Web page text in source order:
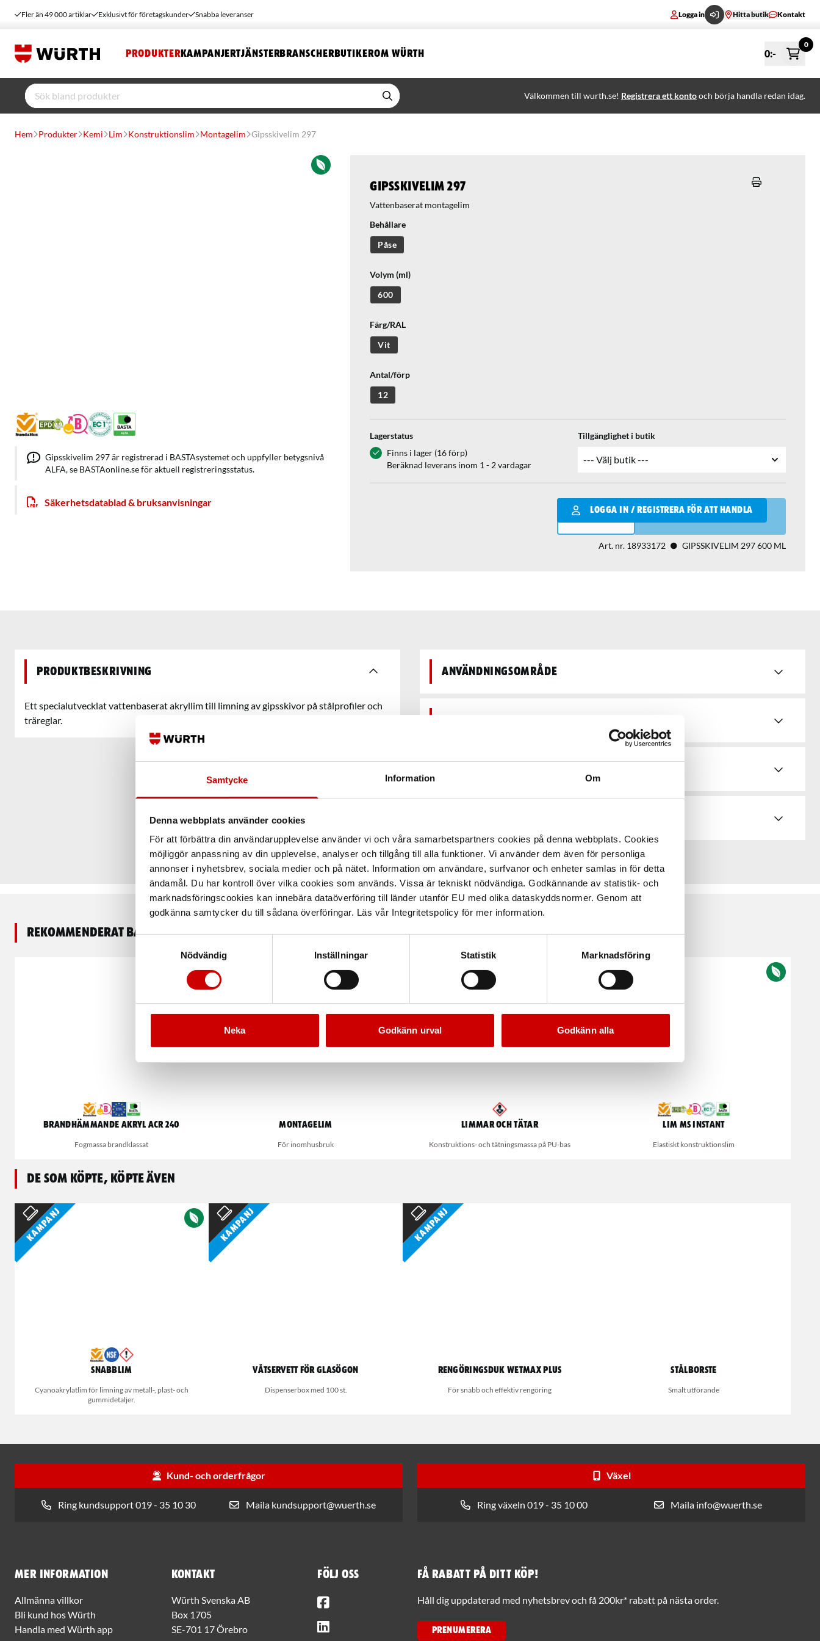
Samtycke Information Om
Denna webbplats använder cookies
För att förbättra din användarupplevelse använder vi och våra samarbetspartners cookies på denna webbplats. Cookies
möjliggör anpassning av din upplevelse, analyser och tillgång till alla funktioner. Vi använder dem även för personliga
annonser i nyhetsbrev, sociala medier och på nätet. Information om användare, surfvanor och enheter samlas in för detta
ändamål. Du har kontroll över vilka cookies som används. Vissa är tekniskt nödvändiga. Godkännande av statistik- och
marknadsföringscookies kan innebära dataöverföring till länder utanför EU med olika dataskyddsnormer. Genom att
godkänna samtycker du till sådana överföringar. Läs vår Integritetspolicy för mer information.
Nödvändig
Inställningar Statistik Marknadsföring
Neka Godkänn urval Godkänn alla
Fler än 49 000 artiklar Exklusivt för företagskunder Snabba leveranser Logga in Hitta butik Kontakt
PRODUKTER KAMPANJERTJÄNSTERBRANSCHERBUTIKEROM WÜRTH 0:-
0
Välkommen till wurth.se! Registrera ett kontooch börja handla redan idag.
Hem Produkter Kemi Lim Konstruktionslim Montagelim Gipsskivelim 297
Gipsskivelim 297
Vattenbaserat montagelim
Behållare
Påse
Volym (ml)
600
Färg/RAL
Vit
Antal/förp
12
Lagerstatus
Finns i lager (16 förp)
Beräknad leverans inom 1 - 2 vardagar
Tillgänglighet i butik
LOGGA IN / REGISTRERA FÖR ATT HANDLA
Qantity
LÄGG I VARUKORGEN
Art. nr. 18933172 GIPSSKIVELIM 297 600 ML
Gipsskivelim 297 är registrerad i BASTAsystemet och uppfyller betygsnivå
ALFA, se BASTAonline.se för aktuell registreringsstatus.
Säkerhetsdatablad & bruksanvisningar
Produktbeskrivning
Ett specialutvecklat vattenbaserat akryllim till limning av gipsskivor på stålprofiler och
träreglar.
Användningsområde
Rekommenderat baserat på vald produkt
Brandhämmande akryl ACR 240
Fogmassa brandklassat
Montagelim
För inomhusbruk
Limmar och Tätar
Konstruktions- och tätningsmassa på PU-bas
Lim MS Instant
Elastiskt konstruktionslim
De som köpte, köpte även
Kampanj
Snabblim
Cyanoakrylatlim för limning av metall-, plast- och
gummidetaljer.
Kampanj
Våtservett för glasögon
Dispenserbox med 100 st.
Kampanj
Rengöringsduk Wetmax Plus
För snabb och effektiv rengöring
Stålborste
Smalt utförande
Kund- och orderfrågor
Ring kundsupport 019 - 35 10 30 Maila kundsupport@wuerth.se
Växel
Ring växeln 019 - 35 10 00 Maila info@wuerth.se
Mer information
Allmänna villkor
Bli kund hos Würth
Handla med Würth app
Kontakt
Würth Svenska AB
Box 1705
SE-701 17 Örebro
Följ oss Få rabatt på ditt köp!
Håll dig uppdaterad med nyhetsbrev och få 200kr* rabatt på nästa order.
PRENUMERERA